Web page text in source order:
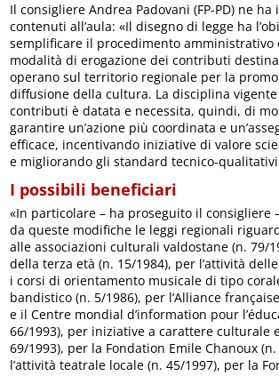
Il consigliere Andrea Padovani (FP-PD) ne
contenuti all’aula: «Il disegno di legge ha
semplificare il procedimento amministrativo
modalità di erogazione dei contributi
operano sul territorio regionale per la
diffusione della cultura. La disciplina
contributi è datata e necessita, quindi, di
garantire un’azione più coordinata e
efficace, incentivando iniziative di valore
e migliorando gli standard tecnico-
I possibili beneficiari
«In particolare – ha proseguito il consigliere
da queste modifiche le leggi regionali
alle associazioni culturali valdostane (n. 79/
della terza età (n. 15/1984), per l’attività
i corsi di orientamento musicale di tipo
bandistico (n. 5/1986), per l’Alliance
e il Centre mondial d’information pour
66/1993), per iniziative a carattere culturale
69/1993), per la Fondation Emile Chanoux
l’attività teatrale locale (n. 45/1997), per la